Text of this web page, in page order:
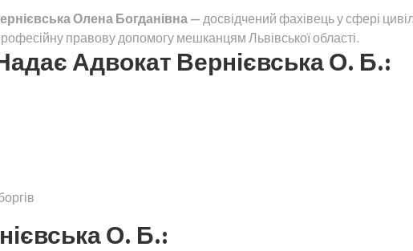
Олена Богданівна — досвідчений фахівець у сфері
правову допомогу мешканцям Львівської області.
Адвокат Вернієвська О. Б.:
О. Б.: